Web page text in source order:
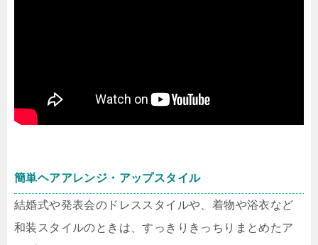
簡単ヘアアレンジ・アップスタイル
結婚式や発表会のドレススタイルや、着物や浴衣など
和装スタイルのときは、すっきりきっちりまとめたア